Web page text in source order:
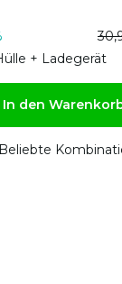
+ Ladegerät
In den
Beliebte